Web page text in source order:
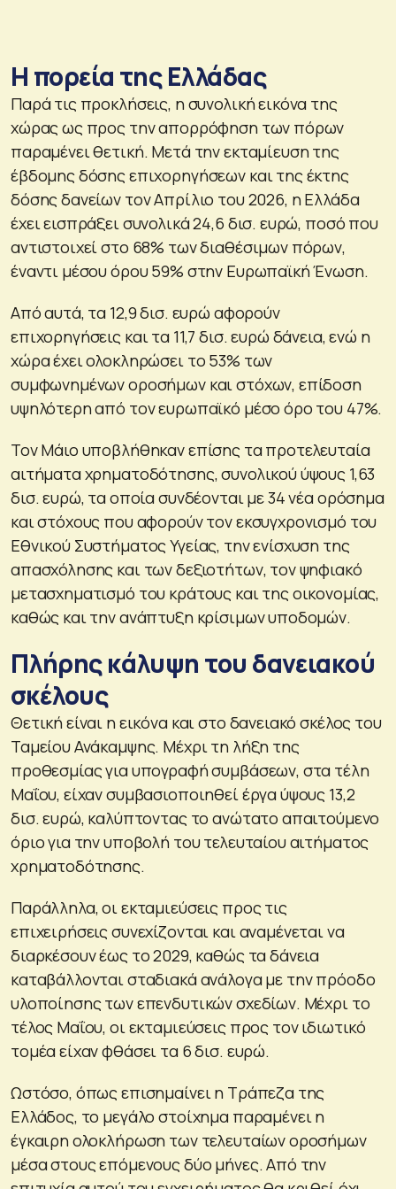
Η πορεία της Ελλάδας
Παρά τις προκλήσεις, η συνολική εικόνα της
χώρας ως προς την απορρόφηση των πόρων
παραμένει θετική. Μετά την εκταμίευση της
έβδομης δόσης επιχορηγήσεων και της έκτης
δόσης δανείων τον Απρίλιο του 2026, η Ελλάδα
έχει εισπράξει συνολικά 24,6 δισ. ευρώ, ποσό που
αντιστοιχεί στο 68% των διαθέσιμων πόρων,
έναντι μέσου όρου 59% στην Ευρωπαϊκή Ένωση.
Από αυτά, τα 12,9 δισ. ευρώ αφορούν
επιχορηγήσεις και τα 11,7 δισ. ευρώ δάνεια, ενώ η
χώρα έχει ολοκληρώσει το 53% των
συμφωνημένων οροσήμων και στόχων, επίδοση
υψηλότερη από τον ευρωπαϊκό μέσο όρο του 47%.
Τον Μάιο υποβλήθηκαν επίσης τα προτελευταία
αιτήματα χρηματοδότησης, συνολικού ύψους 1,63
δισ. ευρώ, τα οποία συνδέονται με 34 νέα ορόσημα
και στόχους που αφορούν τον εκσυγχρονισμό του
Εθνικού Συστήματος Υγείας, την ενίσχυση της
απασχόλησης και των δεξιοτήτων, τον ψηφιακό
μετασχηματισμό του κράτους και της οικονομίας,
καθώς και την ανάπτυξη κρίσιμων υποδομών.
Πλήρης κάλυψη του δανειακού
σκέλους
Θετική είναι η εικόνα και στο δανειακό σκέλος του
Ταμείου Ανάκαμψης. Μέχρι τη λήξη της
προθεσμίας για υπογραφή συμβάσεων, στα τέλη
Μαΐου, είχαν συμβασιοποιηθεί έργα ύψους 13,2
δισ. ευρώ, καλύπτοντας το ανώτατο απαιτούμενο
όριο για την υποβολή του τελευταίου αιτήματος
χρηματοδότησης.
Παράλληλα, οι εκταμιεύσεις προς τις
επιχειρήσεις συνεχίζονται και αναμένεται να
διαρκέσουν έως το 2029, καθώς τα δάνεια
καταβάλλονται σταδιακά ανάλογα με την πρόοδο
υλοποίησης των επενδυτικών σχεδίων. Μέχρι το
τέλος Μαΐου, οι εκταμιεύσεις προς τον ιδιωτικό
τομέα είχαν φθάσει τα 6 δισ. ευρώ.
Ωστόσο, όπως επισημαίνει η Τράπεζα της
Ελλάδος, το μεγάλο στοίχημα παραμένει η
έγκαιρη ολοκλήρωση των τελευταίων οροσήμων
μέσα στους επόμενους δύο μήνες. Από την